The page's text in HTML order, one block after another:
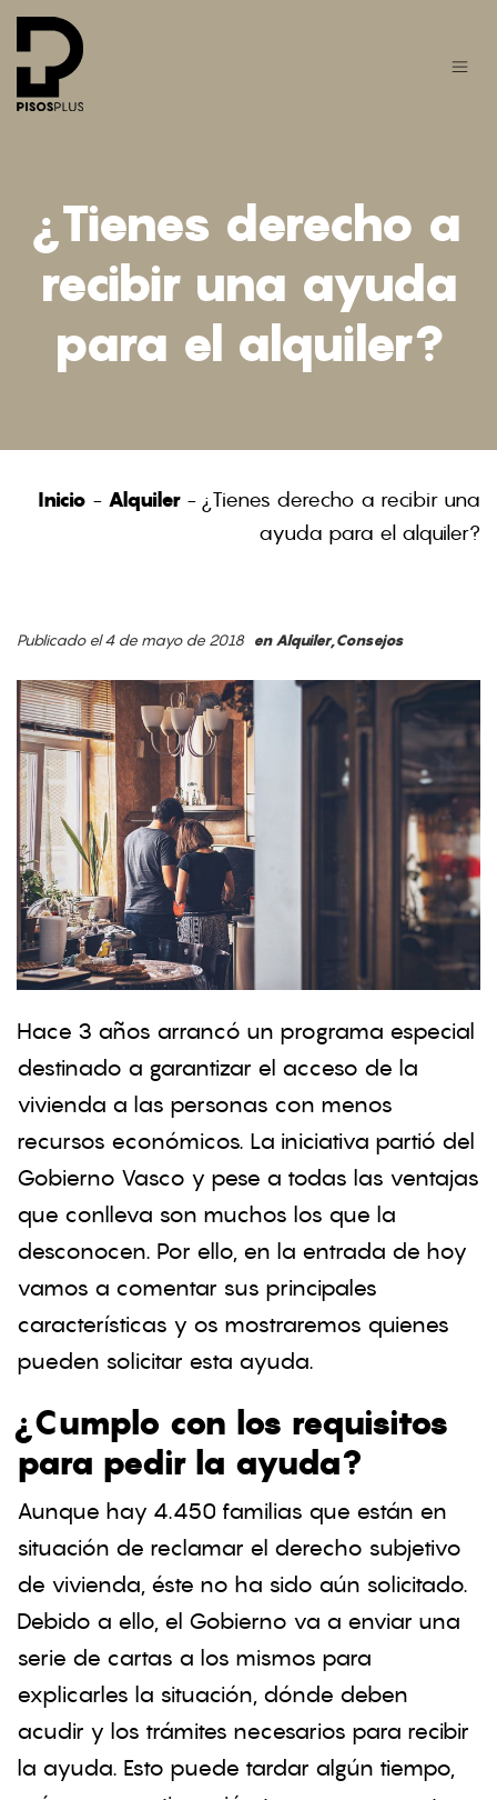
¿Tienes derecho a
recibir una ayuda
para el alquiler?
Inicio - Alquiler - ¿Tienes derecho a recibir una
ayuda para el alquiler?
Publicado el 4 de mayo de 2018 enAlquiler,Consejos
Hace 3 años arrancó un programa especial
destinado a garantizar el acceso de la
vivienda a las personas con menos
recursos económicos. La iniciativa partió del
Gobierno Vasco y pese a todas las ventajas
que conlleva son muchos los que la
desconocen. Por ello, en la entrada de hoy
vamos a comentar sus principales
características y os mostraremos quienes
pueden solicitar esta ayuda.
¿Cumplo con los requisitos
para pedir la ayuda?
Aunque hay 4.450 familias que están en
situación de reclamar el derecho subjetivo
de vivienda, éste no ha sido aún solicitado.
Debido a ello, el Gobierno va a enviar una
serie de cartas a los mismos para
explicarles la situación, dónde deben
acudir y los trámites necesarios para recibir
la ayuda. Esto puede tardar algún tiempo,